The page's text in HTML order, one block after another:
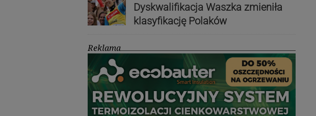
Dyskwalifikacja Waszka zmieniła
klasyfikację Polaków
Reklama